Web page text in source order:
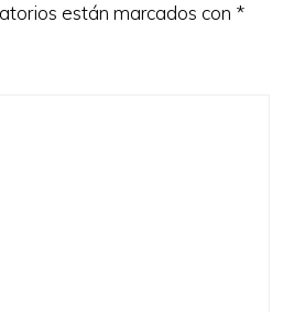
están marcados con *